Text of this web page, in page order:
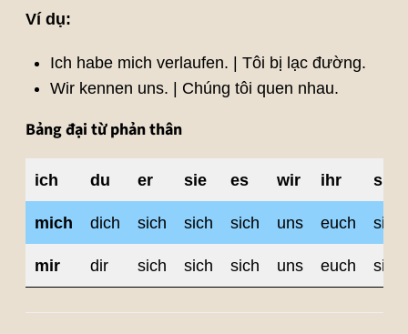
Ví dụ:
Ich habe mich verlaufen. | Tôi bị lạc đường.
Wir kennen uns. | Chúng tôi quen nhau.
Bảng đại từ phản thân
ich du er sie es wir ihr sie
mich dich sich sich sich uns euch sich
mir dir sich sich sich uns euch sich